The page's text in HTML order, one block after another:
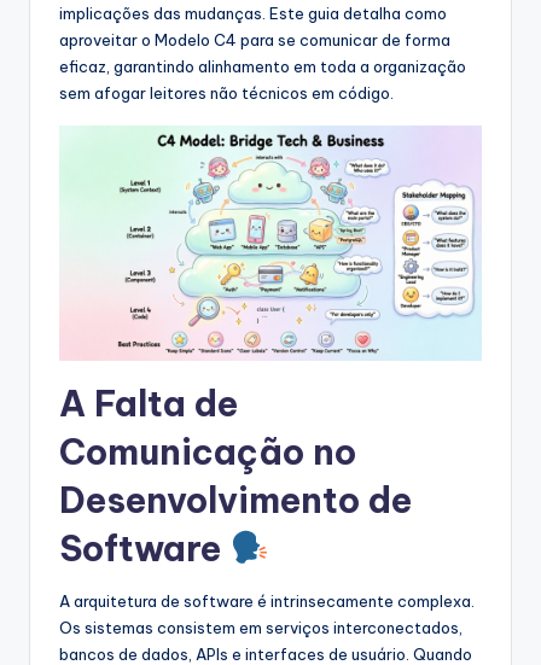
&
S
o
implicações das mudanças. Este guia detalha como
aproveitar o Modelo C4 para se comunicar de forma
eficaz, garantindo alinhamento em toda a organização
sem afogar leitores não técnicos em código.
A Falta de
Comunicação no
Desenvolvimento de
Software
A arquitetura de software é intrinsecamente complexa.
Os sistemas consistem em serviços interconectados,
bancos de dados, APIs e interfaces de usuário. Quando